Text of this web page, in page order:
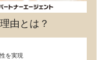
由とは？
を実現